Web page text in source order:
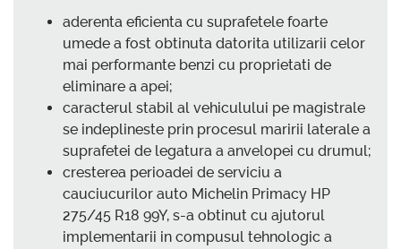
aderenta eficienta cu suprafetele foarte
umede a fost obtinuta datorita utilizarii celor
mai performante benzi cu proprietati de
eliminare a apei;
caracterul stabil al vehiculului pe magistrale
se indeplineste prin procesul maririi laterale a
suprafetei de legatura a anvelopei cu drumul;
cresterea perioadei de serviciu a
cauciucurilor auto Michelin Primacy HP
275/45 R18 99Y, s-a obtinut cu ajutorul
implementarii in compusul tehnologic a